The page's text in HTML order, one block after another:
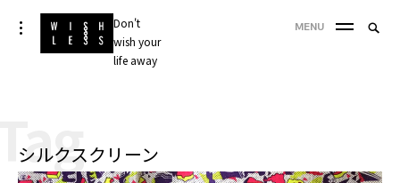
Skip
to
Don't
wish your
life away
toggle
open/close
sidebar
MENU
シルクスクリーン